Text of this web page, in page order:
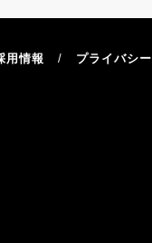
用情報 プライバシ